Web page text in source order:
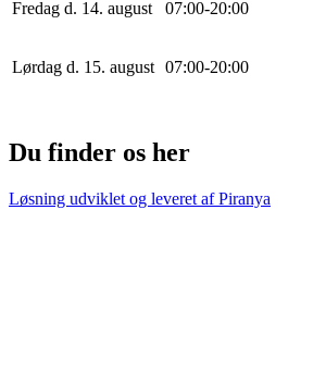
Fredag d. 14. august 07:00-20:00
Lørdag d. 15. august 07:00-20:00
Du finder os her
Løsning udviklet og leveret afPiranya